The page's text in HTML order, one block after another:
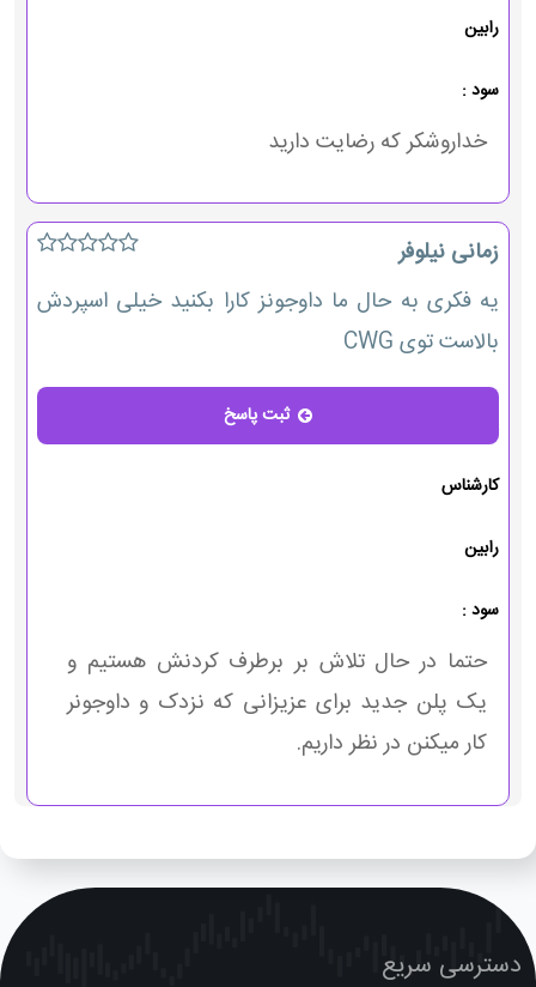
رابین
سود :
خداروشکر که رضایت دارید
زمانی نیلوفر
یه فکری به حال ما داوجونز کارا بکنید خیلی اسپردش
بالاست توی CWG
ثبت پاسخ
کارشناس
رابین
سود :
حتما در حال تلاش بر برطرف کردنش هستیم و
یک پلن جدید برای عزیزانی که نزدک و داوجونر
کار میکنن در نظر داریم.
دسترسی سریع